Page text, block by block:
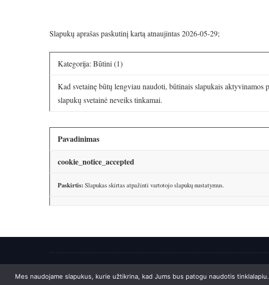
Slapukų aprašas paskutinį kartą atnaujintas 2026-05-29;
Kategorija: Būtini (1)
Kad svetainę būtų lengviau naudoti, būtinais slapukais
slapukų svetainė neveiks tinkamai.
Pavadinimas
cookie_notice_accepted
Paskirtis: Slapukas skirtas atpažinti vartotojo slapukų nustatymus.
2026 © Tinklapių priežiūra
Mes naudojame slapukus, kurie užtikrina, kad Jums bus patogu naudotis